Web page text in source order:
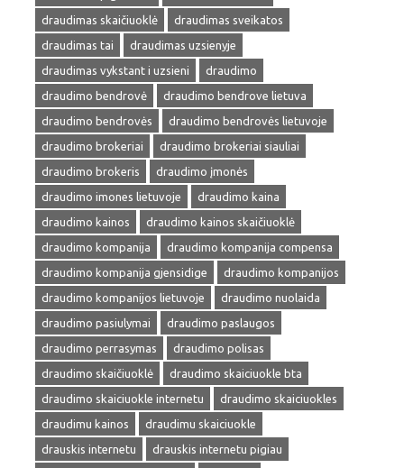
draudimas skaičiuoklė
draudimas sveikatos
draudimas tai
draudimas uzsienyje
draudimas vykstant i uzsieni
draudimo
draudimo bendrovė
draudimo bendrove lietuva
draudimo bendrovės
draudimo bendrovės lietuvoje
draudimo brokeriai
draudimo brokeriai siauliai
draudimo brokeris
draudimo įmonės
draudimo imones lietuvoje
draudimo kaina
draudimo kainos
draudimo kainos skaičiuoklė
draudimo kompanija
draudimo kompanija compensa
draudimo kompanija gjensidige
draudimo kompanijos
draudimo kompanijos lietuvoje
draudimo nuolaida
draudimo pasiulymai
draudimo paslaugos
draudimo perrasymas
draudimo polisas
draudimo skaičiuoklė
draudimo skaiciuokle bta
draudimo skaiciuokle internetu
draudimo skaiciuokles
draudimu kainos
draudimu skaiciuokle
drauskis internetu
drauskis internetu pigiau